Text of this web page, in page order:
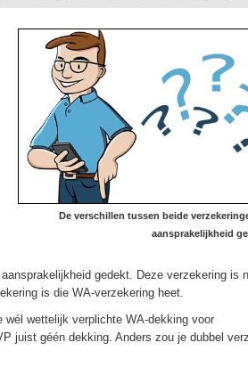
De verschillen tussen beide
aansprakelijkheid
gedekt. Deze verzekering is
is die WA-verzekering heet.
wél wettelijk verplichte WA-dekking voor
juist géén dekking. Anders zou je dubbel